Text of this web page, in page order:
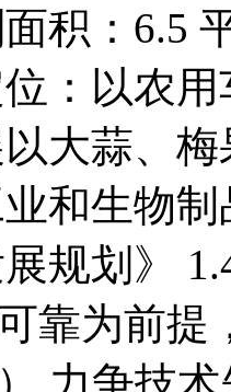
积：6.5
：以农
大蒜、
和生物
规划》
可靠为前
力争技